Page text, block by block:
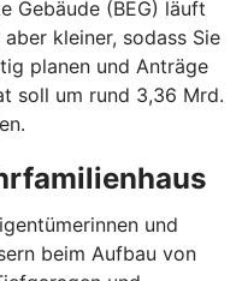
Gebäude (BEG) läuft
kleiner, sodass Sie
planen und Anträge
soll um rund 3,36 Mrd.
und
beim Aufbau von